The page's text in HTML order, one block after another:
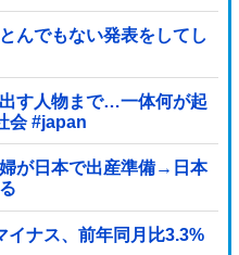
んでもない発表をしてし
す人物まで…一体何が起
会 #japan
が日本で出産準備→日本
イナス、前年同月比3.3%